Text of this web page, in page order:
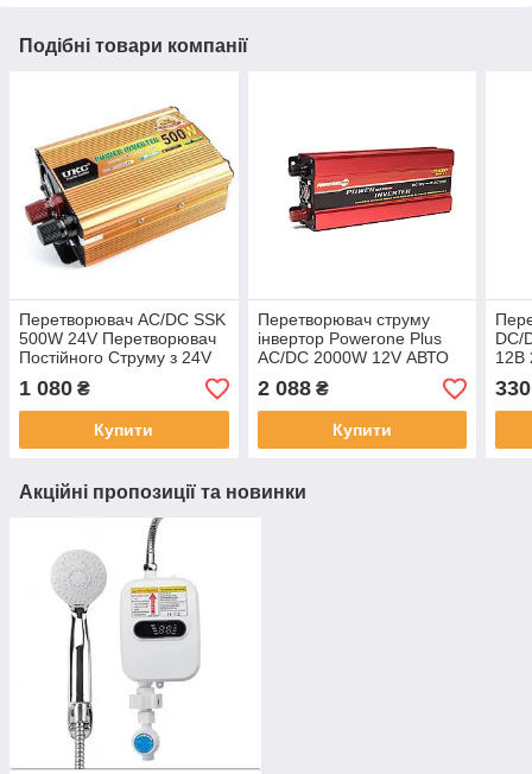
Подібні товари компанії
Перетворювач AC/DC SSK
500W 24V Перетворювач
Постійного Струму з 24V
220V Інвертор
Автомобільний
1 080 ₴
Купити
Перетворювач струму
інвертор Powerone Plus
AC/DC 2000W 12V АВТО
ІНВЕРТОР
2 088₴
Купити
DC/
12В
330
Акційні пропозиції та новинки